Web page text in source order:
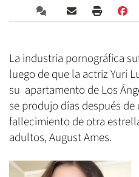
La industria pornográfica
luego de que la actriz Yuri
su apartamento de Los
se produjo días después
fallecimiento de otra
adultos, August Ames.